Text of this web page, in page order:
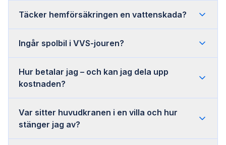
Täcker hemförsäkringen en vattenskada?
Ingår spolbil i VVS-jouren?
Hur betalar jag – och kan jag dela upp
kostnaden?
Var sitter huvudkranen i en villa och hur
stänger jag av?